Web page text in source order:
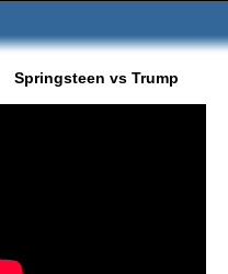
Springsteen vs Trump